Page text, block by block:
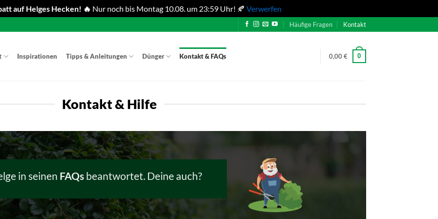
auf Helges Hecken! 🔥 Nur noch bis Montag 10.08. um 23:59 Uhr! 🍂 Verwerfen
Häufige Fragen Kontakt
Inspirationen Tipps & Anleitungen Dünger Kontakt & FAQs 0,00€ 0
Kontakt & Hilfe
in seinen FAQs beantwortet. Deine auch?